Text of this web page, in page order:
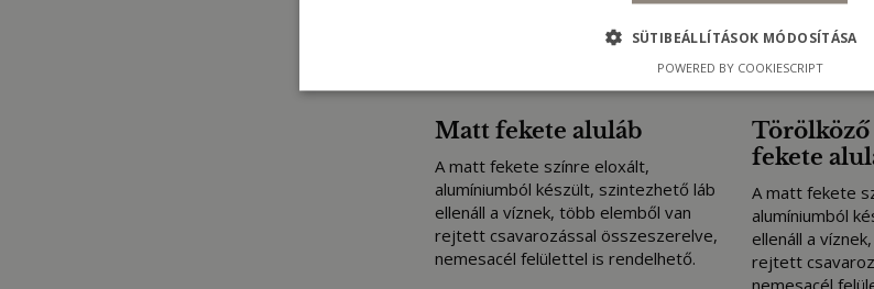
Matt fekete aluláb
A matt fekete színre eloxált,
alumíniumból készült, szintezhető láb
ellenáll a víznek, több elemből van
rejtett csavarozással összeszerelve,
nemesacél felülettel is rendelhető.
Törölköző
fekete
A matt fekete
alumíniumból
ellenáll a
rejtett
SÜTIBEÁLLÍTÁSOK MÓDOSÍTÁSA
POWERED BY COOKIESCRIPT